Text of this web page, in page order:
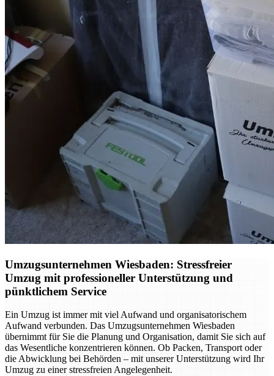
Umzugsunternehmen Wiesbaden: Stressfreier
Umzug mit professioneller Unterstützung und
pünktlichem Service
Ein Umzug ist immer mit viel Aufwand und organisatorischem
Aufwand verbunden. Das Umzugsunternehmen Wiesbaden
übernimmt für Sie die Planung und Organisation, damit Sie sich auf
das Wesentliche konzentrieren können. Ob Packen, Transport oder
die Abwicklung bei Behörden – mit unserer Unterstützung wird Ihr
Umzug zu einer stressfreien Angelegenheit.